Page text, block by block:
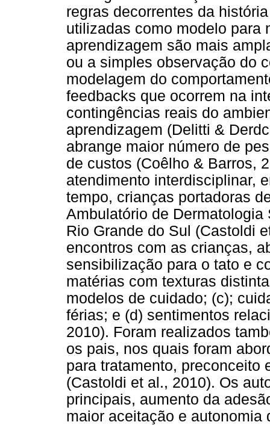
regras decorrentes da
utilizadas como modelo para
aprendizagem são mais
ou a simples observação do
modelagem do
feedbacks que ocorrem na
contingências reais do
aprendizagem (Delitti &
abrange maior número de
de custos (Coêlho & Barros,
atendimento interdisciplinar,
tempo, crianças portadoras
Ambulatório de
Rio Grande do Sul (Castoldi
encontros com as crianças,
sensibilização para o tato e
matérias com texturas
modelos de cuidado; (c);
férias; e (d) sentimentos
2010). Foram realizados
os pais, nos quais foram
para tratamento, preconceito
(Castoldi et al., 2010). Os
principais, aumento da
maior aceitação e autonomia